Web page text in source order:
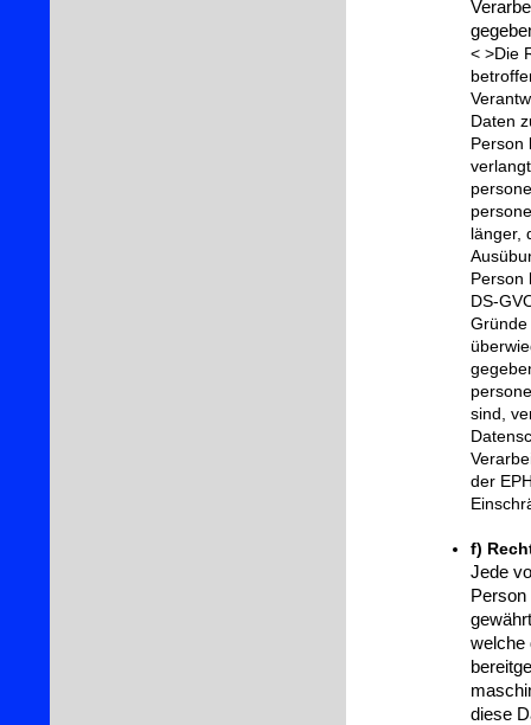
< >Die
Daten
Person
länger,
Person
DS-
Gründe
sind,
der
f)
Jede
Person
welche
diese